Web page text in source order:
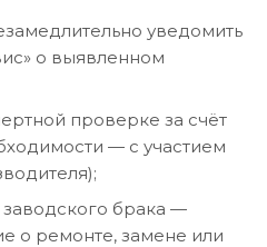
уведомить
о выявленном
проверке за счёт
— с участием
брака —
о ремонте, замене или